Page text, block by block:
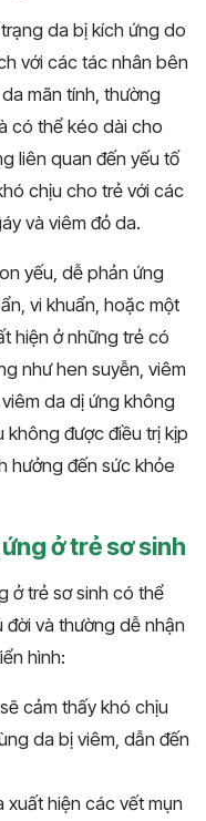
da bị kích ứng do
với các tác nhân bên
mãn tính, thường
có thể kéo dài cho
liên quan đến yếu tố
chịu cho trẻ với các
và viêm đỏ da.
yếu, dễ phản ứng
vi khuẩn, hoặc một
hiện ở những trẻ có
như hen suyễn, viêm
da dị ứng không
không được điều trị kịp
hưởng đến sức khỏe
ở trẻ sơ sinh
ở trẻ sơ sinh có thể
và thường dễ nhận
hình:
cảm thấy khó chịu
da bị viêm, dẫn đến
xuất hiện các vết mụn